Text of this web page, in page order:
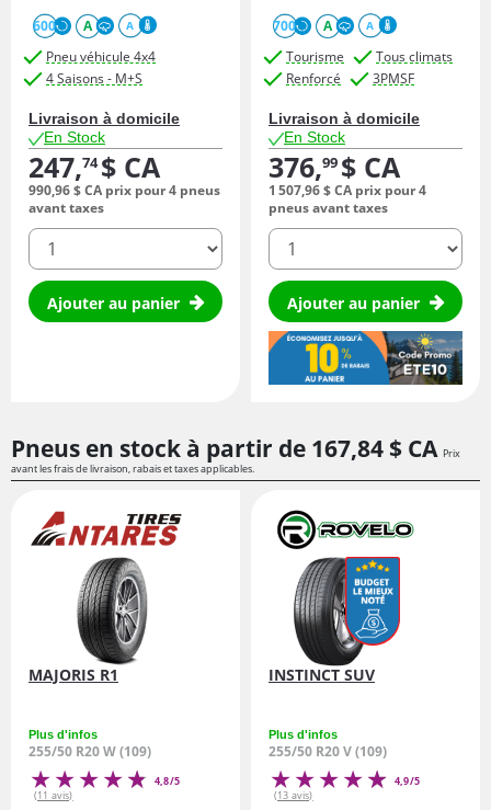
600 A A
Pneu véhicule 4x4
4 Saisons - M+S
Livraison à domicile
En Stock
247,74$ CA
990,96$ CA prix pour 4 pneus
avant taxes
quantité
Ajouter au panier
700 A A
Tourisme
Tous climats
Renforcé
3PMSF
Livraison à domicile
En Stock
376,99 $ CA
1 507,96$ CA prix pour 4
pneus avant taxes
quantité
Ajouter au panier
Pneus en stock à partir de 167,84 $ CA Prix
avant les frais de livraison, rabais et taxes applicables.
MAJORIS R1
Plus d'infos
255/50 R20 W (109)
4,8/5
(11 avis)
INSTINCT SUV
Plus d'infos
255/50 R20 V (109)
4,9/5
(13 avis)